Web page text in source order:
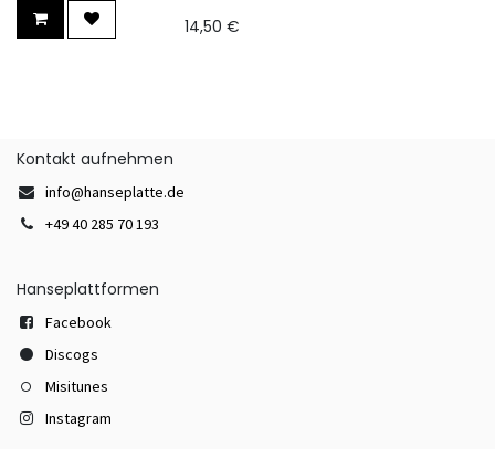
14,50 €
Kontakt aufnehmen
info@hanseplatte.de
+49 40 285 70 193
Hanseplattformen
Facebook
Discogs
Misitunes
Instagram